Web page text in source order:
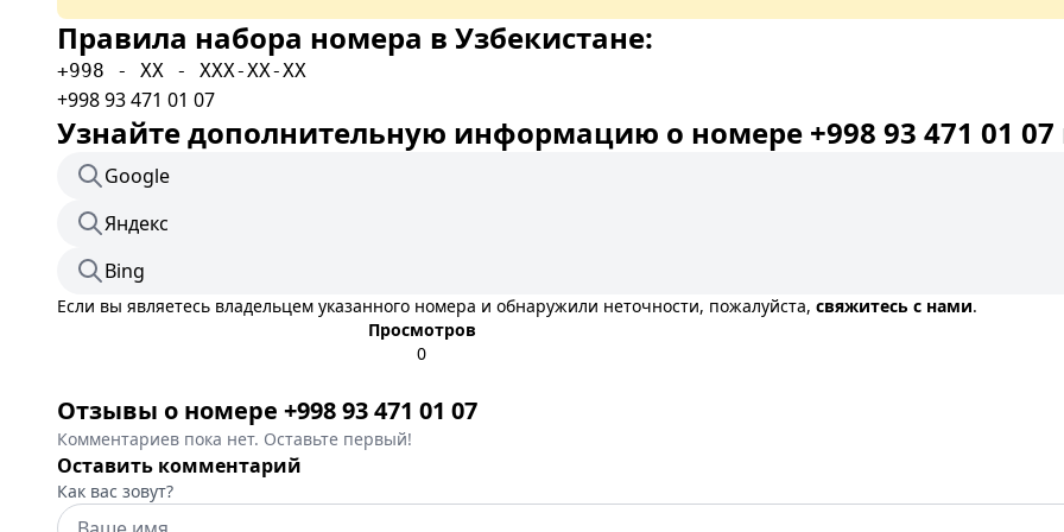
Правила набора номера в Узбекистане:
+998 - XX - XXX-XX-XX
+998 93 471 01 07
Узнайте дополнительную информацию о номере +998 93 471 01
Google
Яндекс
Bing
Если вы являетесь владельцем указанного номера и обнаружили неточности, пожалуйста, свяжитесь с нами.
Просмотров
0
Отзывы о номере +998 93 471 01 07
Комментариев пока нет. Оставьте первый!
Оставить комментарий
Как вас зовут?